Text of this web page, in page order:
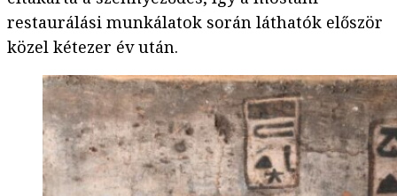
restaurálási munkálatok során láthatók először
közel kétezer év után.